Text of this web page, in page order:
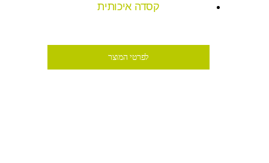
קסדה איכותית
לפרטי המוצר